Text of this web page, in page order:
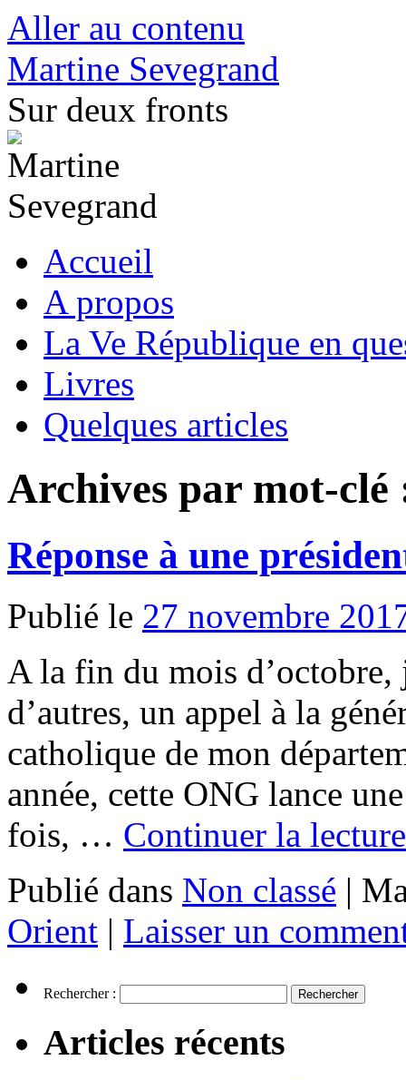
Aller au contenu
Martine Sevegrand
Sur deux fronts
Accueil
A propos
La Ve République en
Livres
Quelques articles
Archives par mot-
Réponse à une
Publié le 27 novembre
A la fin du mois d’octobre,
d’autres, un appel à la
catholique de mon
année, cette ONG lance
fois, … Continuer la
Publié dans Non classé |
Orient | Laisser un
Rechercher :
Articles récents